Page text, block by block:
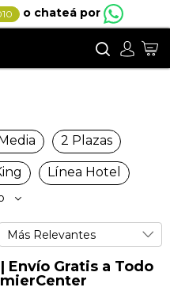
o chateá por
Buscar
2 Plazas
Línea Hotel
Envío Gratis a Todo